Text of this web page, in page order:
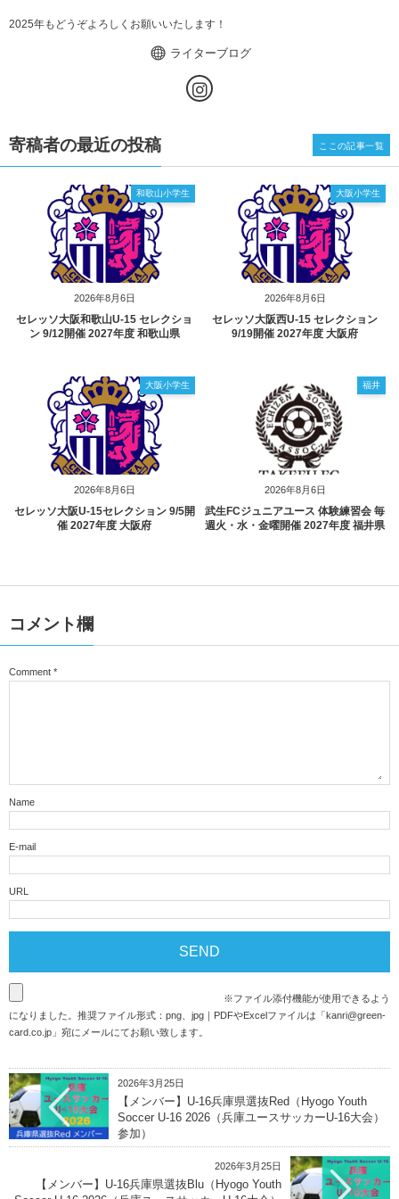
2025年もどうぞよろしくお願いいたします！
ライターブログ
寄稿者の最近の投稿
2026年8月6日
和歌山小学生
セレッソ大阪和歌山U-15 セレクショ
ン 9/12開催 2027年度 和歌山県
2026年8月6日
大阪小学生
セレッソ大阪西U-15 セレクション
9/19開催 2027年度 大阪府
2026年8月6日
大阪小学生
セレッソ大阪U-15セレクション 9/5開
催 2027年度 大阪府
2026年8月6日
福井
武生FCジュニアユース 体験練習会 毎
週火・水・金曜開催 2027年度 福井県
ここの記事一覧
コメント欄
Comment *
Name
E-mail
URL
※ファイル添付機能が使用できるよう
になりました。推奨ファイル形式：png、jpg｜PDFやExcelファイルは「kanri@green-
card.co.jp 」宛にメールにてお願い致します。
2026年3月25日
【メンバー】U-16兵庫県選抜Red（Hyogo Youth
Soccer U-16 2026（兵庫ユースサッカーU-16大会）
参加）
2026年3月25日
【メンバー】U-16兵庫県選抜Blu（Hyogo Youth